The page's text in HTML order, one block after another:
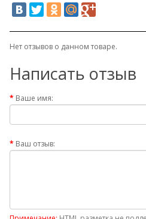
Нет отзывов о данном товаре.
Написать отзыв
Ваше имя:
Ваш отзыв: